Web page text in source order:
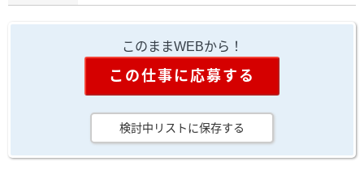
このままWEBから！
この仕事に応募する
検討中リストに保存する